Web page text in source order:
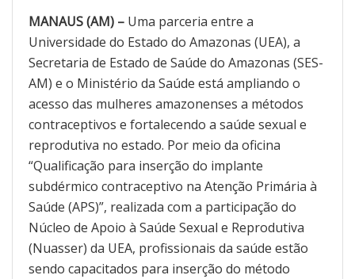
MANAUS (AM) – Uma parceria entre a
Universidade do Estado do Amazonas (UEA), a
Secretaria de Estado de Saúde do Amazonas (SES-
AM) e o Ministério da Saúde está ampliando o
acesso das mulheres amazonenses a métodos
contraceptivos e fortalecendo a saúde sexual e
reprodutiva no estado. Por meio da oficina
“Qualificação para inserção do implante
subdérmico contraceptivo na Atenção Primária à
Saúde (APS)”, realizada com a participação do
Núcleo de Apoio à Saúde Sexual e Reprodutiva
(Nuasser) da UEA, profissionais da saúde estão
sendo capacitados para inserção do método